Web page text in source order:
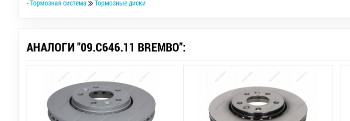
-Тормозная система Тормозные диски
АНАЛОГИ "09.C646.11 BREMBO":